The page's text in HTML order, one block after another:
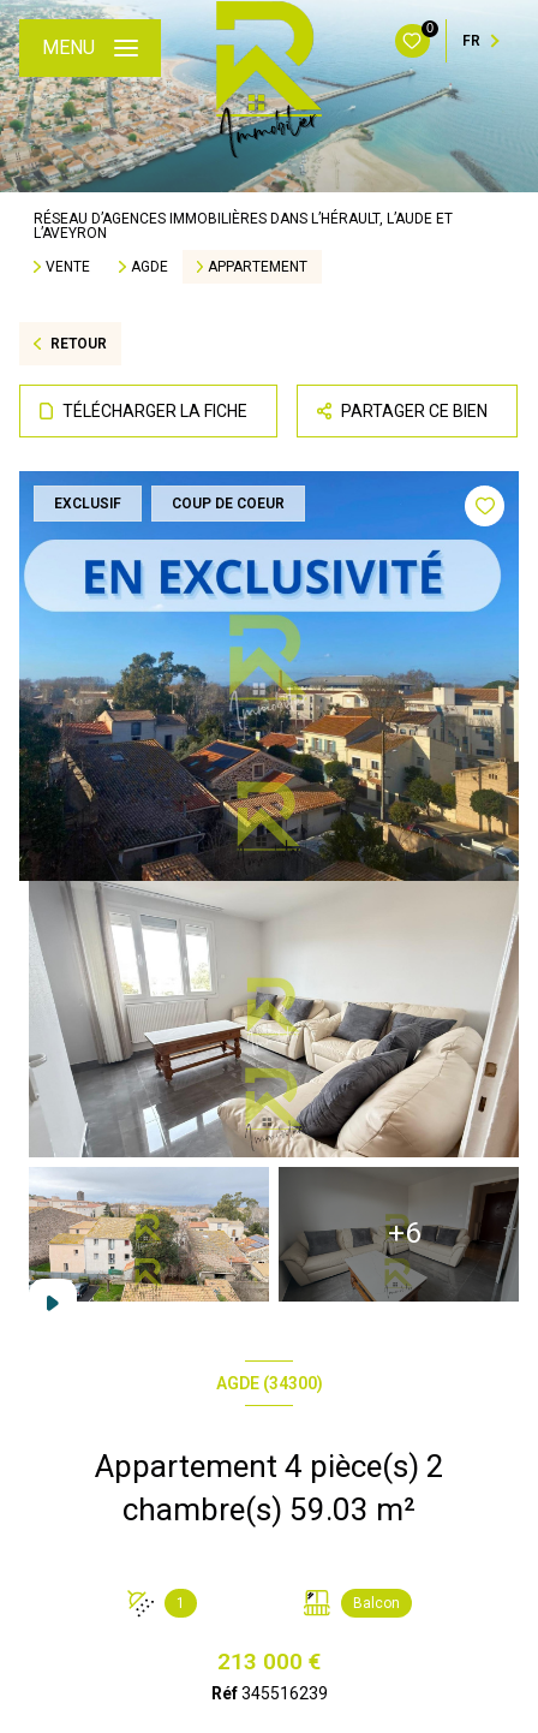
0
FR
MENU
RÉSEAU D’AGENCES IMMOBILIÈRES DANS L’HÉRAULT, L’AUDE ET
L’AVEYRON
VENTE
AGDE APPARTEMENT
RETOUR
TÉLÉCHARGER LA FICHE PARTAGER CE BIEN
EXCLUSIF COUP DE COEUR
+6
AGDE (34300)
Appartement 4 pièce(s) 2
chambre(s) 59.03 m²
1 Balcon
213 000 €
Réf345516239